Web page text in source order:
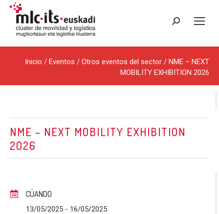
Buscar:
Inicio / Eventos / Otros eventos del sector / NME – NEXT
MOBILITY EXHIBITION 2026
NME – NEXT MOBILITY EXHIBITION
2026
CÚANDO
13/05/2025 - 16/05/2025